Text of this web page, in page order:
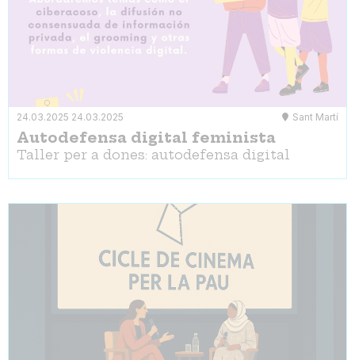
24.03.2025 24.03.2025 Sant Martí
Autodefensa digital feminista
Taller per a dones: autodefensa digital